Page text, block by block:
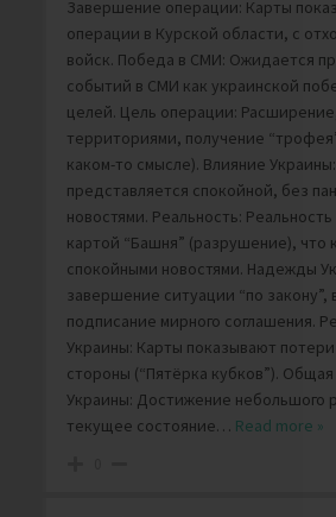
Завершение операции: Карты
операции в Курской области, с
войск. Победа в СМИ: Ожидается
событий в СМИ как украинской
целей. Цель операции:
территориями, получение
каком-то смысле). Влияние
представляется спокойной, без
новостями. Реальность:
картой “Башня” (разрушение), что
спокойными новостями. Надежды
завершение ситуации “по
подписание мирного соглашения.
Украины: Карты показывают
стороны (“Пятёрка кубков”).
Украины: Достижение небольшого
текущее состояние… Read more »